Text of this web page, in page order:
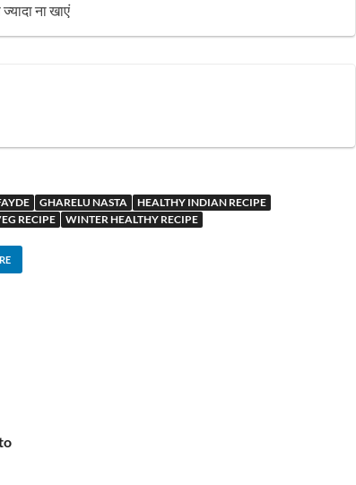
ना खाएं
GHARELU NASTA
HEALTHY INDIAN RECIPE
RECIPE WINTER HEALTHY RECIPE